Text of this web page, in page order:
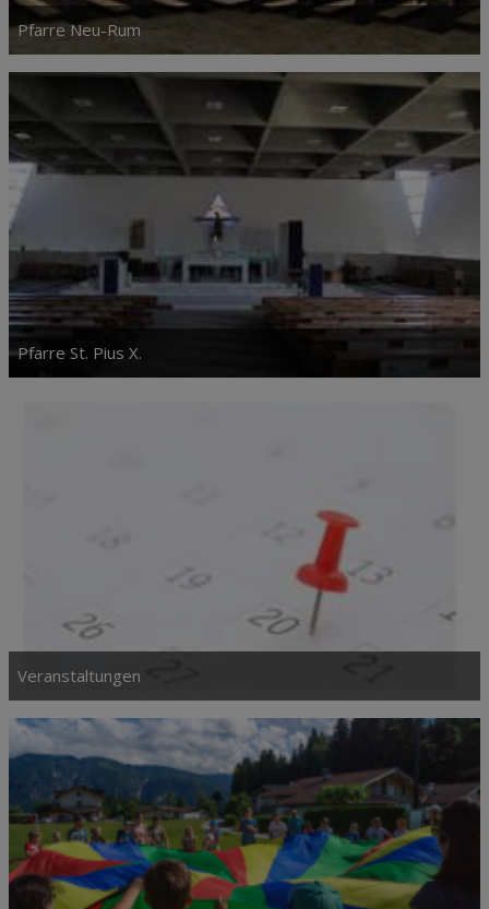
Pfarre Neu-Rum
Pfarre St. Pius X.
Veranstaltungen